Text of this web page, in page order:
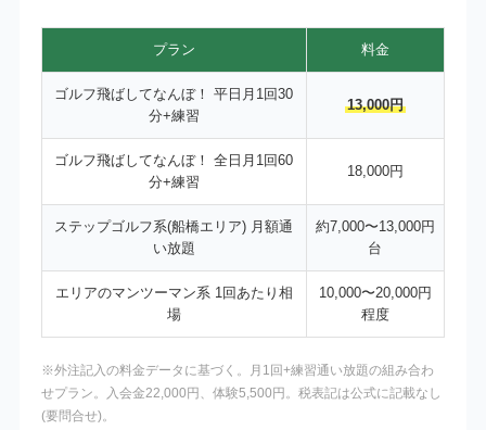
プラン 料金
ゴルフ飛ばしてなんぼ！ 平日月1回30
分+練習
13,000円
ゴルフ飛ばしてなんぼ！ 全日月1回60
分+練習
18,000円
ステップゴルフ系(船橋エリア) 月額通
い放題
約7,000〜13,000円
台
エリアのマンツーマン系 1回あたり相
場
10,000〜20,000円
程度
※外注記入の料金データに基づく。月1回+練習通い放題の組み合わ
せプラン。入会金22,000円、体験5,500円。税表記は公式に記載なし
(要問合せ)。